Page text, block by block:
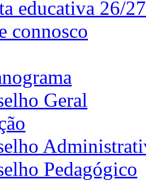
educativa 26/27
connosco
Geral
Pedagógico